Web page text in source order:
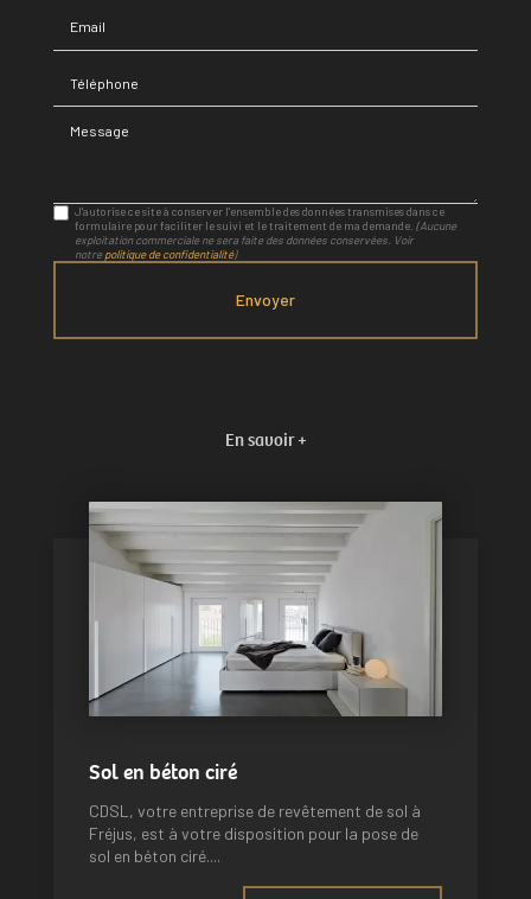
Message
J'autorise ce site à conserver l'ensemble des données transmises dans ce
formulaire pour faciliter le suivi et le traitement de ma demande.(Aucune
exploitation commerciale ne sera faite des données conservées. Voir
notrepolitique de confidentialité)
En savoir +
Sol en béton ciré
CDSL, votre entreprise de revêtement de sol à
Fréjus, est à votre disposition pour la pose de
sol en béton ciré....